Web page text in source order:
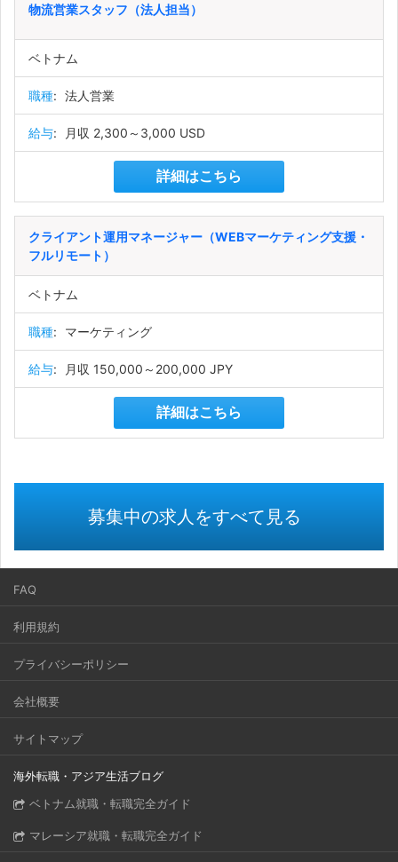
物流営業スタッフ（法人担当）
ベトナム
職種: 法人営業
給与: 月収 2,300～3,000 USD
詳細はこちら
クライアント運用マネージャー（WEBマーケティング支援・
フルリモート）
ベトナム
職種: マーケティング
給与: 月収 150,000～200,000 JPY
詳細はこちら
募集中の求人をすべて見る
FAQ
利用規約
プライバシーポリシー
会社概要
サイトマップ
海外転職・アジア生活ブログ
ベトナム就職・転職完全ガイド
マレーシア就職・転職完全ガイド